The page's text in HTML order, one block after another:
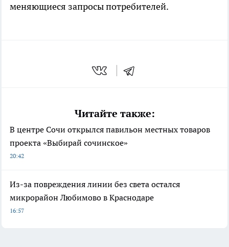
меняющиеся запросы потребителей.
Читайте также:
В центре Сочи открылся павильон местных товаров
проекта «Выбирай сочинское»
20:42
Из-за повреждения линии без света остался
микрорайон Любимово в Краснодаре
16:57